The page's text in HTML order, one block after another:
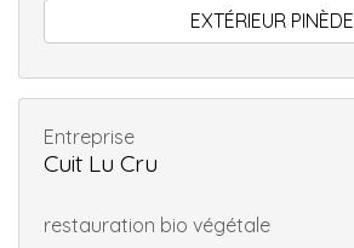
EXTÉRIEUR PINÈDE
Entreprise
Cuit Lu Cru
restauration bio végétale